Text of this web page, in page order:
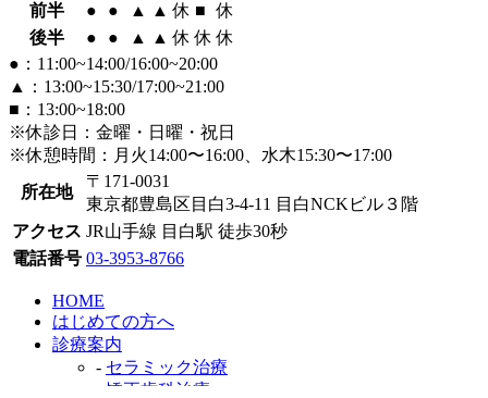
前半
● ● ▲ ▲ 休 ■
休
後半
● ● ▲ ▲ 休 休 休
●：11:00~14:00/16:00~20:00
▲：13:00~15:30/17:00~21:00
■：13:00~18:00
※休診日：金曜・日曜・祝日
※休憩時間：月火14:00〜16:00、水木15:30〜17:00
所在地
〒171-0031
東京都豊島区目白3-4-11 目白NCKビル３階
アクセス JR山手線 目白駅 徒歩30秒
電話番号 03-3953-8766
HOME
はじめての方へ
診療案内
- セラミック治療
矯正歯科治療